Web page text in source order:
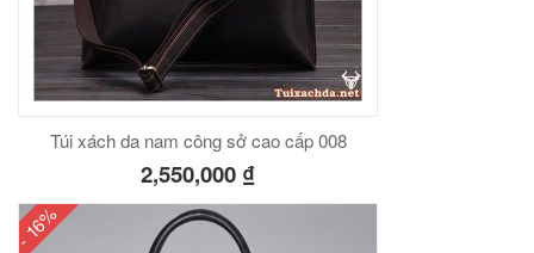
Túi xách da nam công sở cao cấp 008
2,550,000 ₫
- 16%
GIỎ